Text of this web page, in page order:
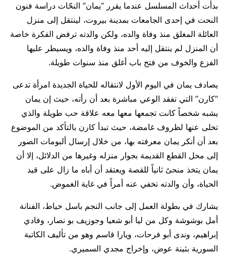
بدأت أحداث المسلسل عندما يقرر “يمان” النحّات دراسة فنون
النحت في إحدى الجامعات بمدينة بيروت، لينتقل إلى منزل
العائلة المغلق منذ وفاة والده، ولكن والدته ترفض الفكرة خاصة
أن المنزل لم ينتقل إليه أحد منذ وفاة والده، ويسيطر عليها
الفزع والخوف من فتح باب أغلق منذ سنوات طويلة.
يصادف يمان في اليوم الأول لانتقاله للحياة الجديدة امرأة تدعى
“كارن” التي تفقد الوعي مباشرة بعد أن رأته، حيث إن يمان
يشبه شخصاً كانت تجمعها معها معه علاقة حب طويلة والذي
تخلى عنها لظروف غامضة، حيث تبدأ كارن بالتأكد من الموضوع
بعد أن أنكر يمان معرفته بها، من خلال إرسال ألبومات الصور
إلى محل القطع القديمة بجوار منزله وغيرها من الدلائل، إلا أن
يمان يتخذ منحىً ثانياً للقصة ويعتقد أن أباه ما زال على قيد
الحياة، وأن والدته تخفي عنه أمراً في غاية الغموض.
يشارك في بطولة العمل إلى جانب النجم باسل خياط، الفنانة
أمل بوشوشة وكل من ليا أبو شعيا وجوزيف بو نصار، وفادي
إبراهيم، وندى أبو فرحات، ويارا قاسم وهو من تأليف الكاتبة
السورية بثينة عوض، وإخراج مجدي السميري.